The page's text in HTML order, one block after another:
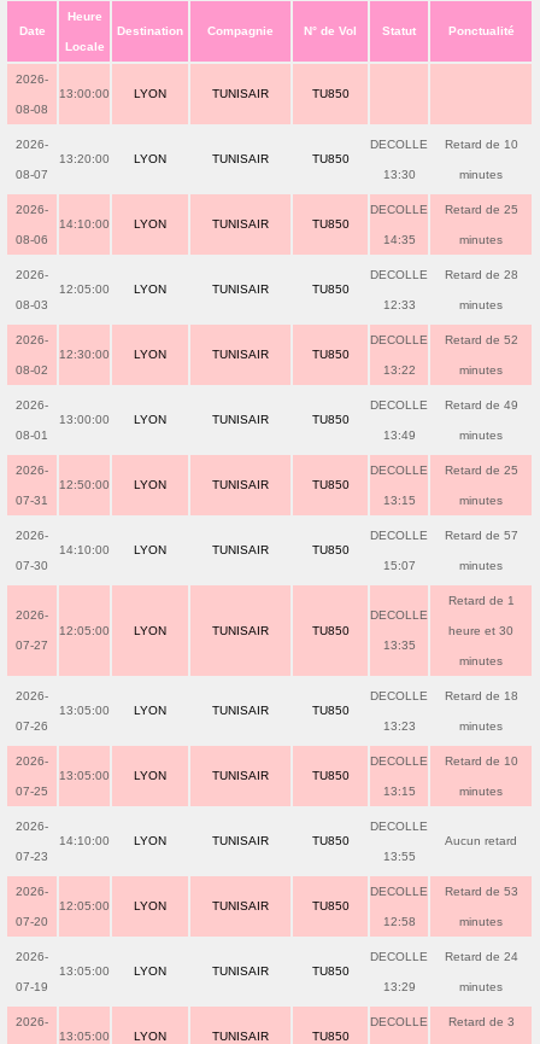
Date
Heure
Locale
Destination Compagnie N° de Vol Statut Ponctualité
2026-
08-08
13:00:00 LYON TUNISAIR TU850
2026-
08-07
13:20:00 LYON TUNISAIR TU850
DECOLLE
13:30
Retard de 10
minutes
2026-
08-06
14:10:00 LYON TUNISAIR TU850
DECOLLE
14:35
Retard de 25
minutes
2026-
08-03
12:05:00 LYON TUNISAIR TU850
DECOLLE
12:33
Retard de 28
minutes
2026-
08-02
12:30:00 LYON TUNISAIR TU850
DECOLLE
13:22
Retard de 52
minutes
2026-
08-01
13:00:00 LYON TUNISAIR TU850
DECOLLE
13:49
Retard de 49
minutes
2026-
07-31
12:50:00 LYON TUNISAIR TU850
DECOLLE
13:15
Retard de 25
minutes
2026-
07-30
14:10:00 LYON TUNISAIR TU850
DECOLLE
15:07
Retard de 57
minutes
2026-
07-27
12:05:00 LYON TUNISAIR TU850
DECOLLE
13:35
Retard de 1
heure et 30
minutes
2026-
07-26
13:05:00 LYON TUNISAIR TU850
DECOLLE
13:23
Retard de 18
minutes
2026-
07-25
13:05:00 LYON TUNISAIR TU850
DECOLLE
13:15
Retard de 10
minutes
2026-
07-23
14:10:00 LYON TUNISAIR TU850
DECOLLE
13:55
Aucun retard
2026-
07-20
12:05:00 LYON TUNISAIR TU850
DECOLLE
12:58
Retard de 53
minutes
2026-
07-19
13:05:00 LYON TUNISAIR TU850
DECOLLE
13:29
Retard de 24
minutes
2026-
13:05:00 LYON TUNISAIR TU850
DECOLLE Retard de 3